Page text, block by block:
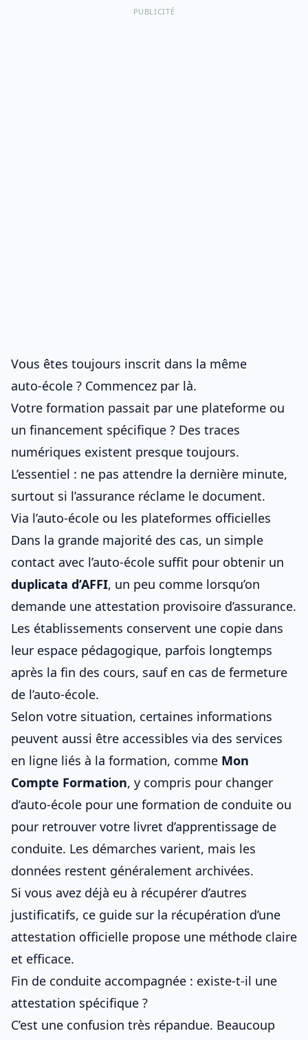
PUBLICITÉ
Vous êtes toujours inscrit dans la même
auto‑école ? Commencez par là.
Votre formation passait par une plateforme ou
un financement spécifique ? Des traces
numériques existent presque toujours.
L’essentiel : ne pas attendre la dernière minute,
surtout si l’assurance réclame le document.
Via l’auto-école ou les plateformes officielles
Dans la grande majorité des cas, un simple
contact avec l’auto‑école suffit pour obtenir un
duplicata d’AFFI, un peu comme lorsqu’on
demande une attestation provisoire d’assurance.
Les établissements conservent une copie dans
leur espace pédagogique, parfois longtemps
après la fin des cours, sauf en cas de fermeture
de l’auto‑école.
Selon votre situation, certaines informations
peuvent aussi être accessibles via des services
en ligne liés à la formation, comme Mon
Compte Formation, y compris pour changer
d’auto-école pour une formation de conduite ou
pour retrouver votre livret d’apprentissage de
conduite. Les démarches varient, mais les
données restent généralement archivées.
Si vous avez déjà eu à récupérer d’autres
justificatifs, ce guide sur la récupération d’une
attestation officielle propose une méthode claire
et efficace.
Fin de conduite accompagnée : existe-t-il une
attestation spécifique ?
C’est une confusion très répandue. Beaucoup